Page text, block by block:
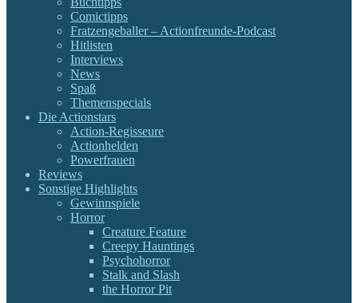
Comictipps
Fratzengeballer – Actionfreunde-Podcast
Hitlisten
Interviews
News
Spaß
Themenspecials
Die Actionstars
Action-Regisseure
Actionhelden
Powerfrauen
Reviews
Sonstige Highlights
Gewinnspiele
Horror
Creature Feature
Creepy Hauntings
Psychohorror
Stalk and Slash
the Horror Pit